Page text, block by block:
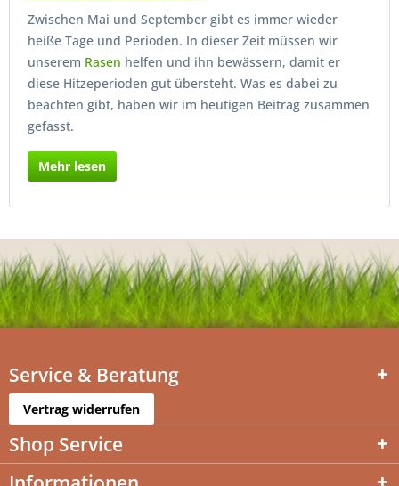
Zwischen Mai und September gibt es immer wieder
heiße Tage und Perioden. In dieser Zeit müssen wir
unserem Rasen helfen und ihn bewässern, damit er
diese Hitzeperioden gut übersteht. Was es dabei zu
beachten gibt, haben wir im heutigen Beitrag zusammen
gefasst.
Mehr lesen
Service & Beratung
Vertrag widerrufen
Shop Service